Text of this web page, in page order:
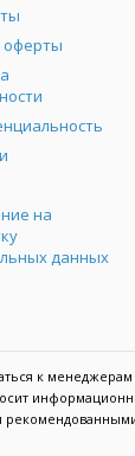
оферты
на
данных
к